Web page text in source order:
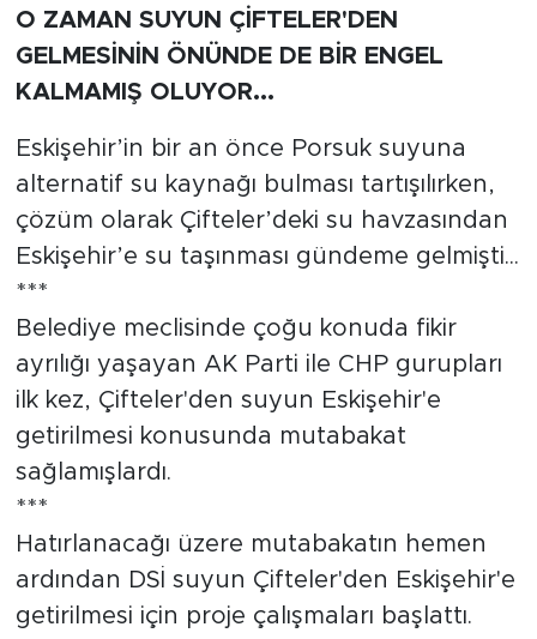
O ZAMAN SUYUN ÇİFTELER'DEN
GELMESİNİN ÖNÜNDE DE BİR ENGEL
KALMAMIŞ OLUYOR...
Eskişehir’in bir an önce Porsuk suyuna
alternatif su kaynağı bulması tartışılırken,
çözüm olarak Çifteler’deki su havzasından
Eskişehir’e su taşınması gündeme gelmişti...
***
Belediye meclisinde çoğu konuda fikir
ayrılığı yaşayan AK Parti ile CHP gurupları
ilk kez, Çifteler'den suyun Eskişehir'e
getirilmesi konusunda mutabakat
sağlamışlardı.
***
Hatırlanacağı üzere mutabakatın hemen
ardından DSİ suyun Çifteler'den Eskişehir'e
getirilmesi için proje çalışmaları başlattı.